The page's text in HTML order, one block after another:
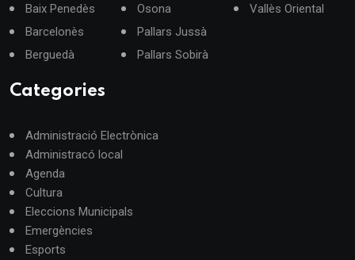
Baix Penedès
Barcelonès
Berguedà
Osona
Pallars Jussà
Pallars Sobirà
Vallès Oriental
Categories
Administració Electrònica
Administracó local
Agenda
Cultura
Eleccions Municipals
Emergències
Esports